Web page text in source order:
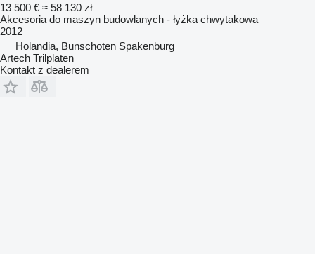
13 500 € ≈ 58 130 zł
Akcesoria do maszyn budowlanych - łyżka chwytakowa
2012
Holandia, Bunschoten Spakenburg
Artech Trilplaten
Kontakt z dealerem